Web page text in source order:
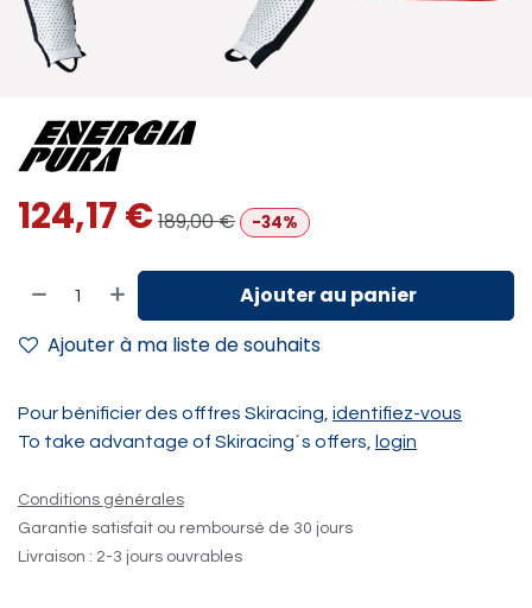
124,17€189,00€ -34%
Ajouter au panier
Ajouter à ma liste de souhaits
Pour bénificier des offfres Skiracing, identifiez-vous
To take advantage of Skiracing´s offers,
login
Conditions générales
Garantie satisfait ou remboursé de 30 jours
Livraison : 2-3 jours ouvrables